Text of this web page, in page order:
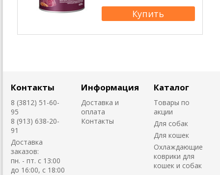
Контакты
8 (3812) 51-60-
95
8 (913) 638-20-
91
Доставка
заказов:
пн. - пт. с 13:00
до 16:00, с 18:00
Информация
Доставка и
оплата
Контакты
Каталог
Товары по
акции
Для собак
Для кошек
Охлаждающие
коврики для
кошек и собак